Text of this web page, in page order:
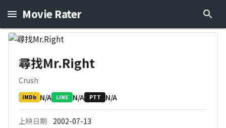
Movie Rater
尋找Mr.Right
Crush
IMDb N/A LINE N/A PTT N/A
上映日期
2002-07-13